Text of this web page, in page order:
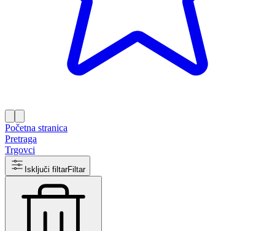
Početna stranica
Pretraga
Trgovci
Isključi filtarFiltar